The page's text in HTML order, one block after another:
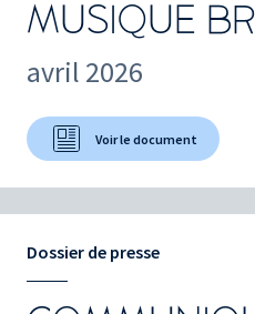
MUSIQUE
avril 2026
Voir le document
Dossier de presse